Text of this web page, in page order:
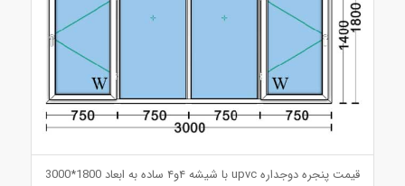
قیمت پنجره دوجداره upvc با شیشه ۴و۴ ساده به ابعاد 1800*3000